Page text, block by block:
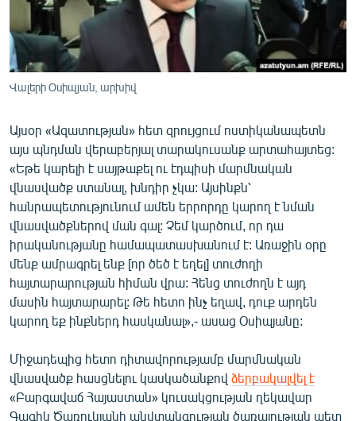
Վալերի Օսիպյան, արխիվ
Այսօր «Ազատության» հետ զրույցում ոստիկանապետն
այս պնդման վերաբերյալ տարակուսանք արտահայտեց:
«Եթե կարելի է սայթաքել ու էդպիսի մարմնական
վնասվածք ստանալ, խնդիր չկա: Այսինքն՝
հանրապետությունում ամեն երրորդը կարող է նման
վնասվածքներով ման գալ: Չեմ կարծում, որ դա
իրականությանը համապատասխանում է: Առաջին օրը
մենք ամրագրել ենք [որ ծեծ է եղել] տուժողի
հայտարարության հիման վրա: Հենց տուժողն է այդ
մասին հայտարարել: Թե հետո ինչ եղավ, դուք արդեն
կարող եք ինքներդ հասկանալ»,- ասաց Օսիպյանը:
Միջադեպից հետո դիտավորությամբ մարմնական
վնասվածք հասցնելու կասկածանքով ձերբակալվել է
«Բարգավաճ Հայաստան» կուսակցության ղեկավար
Գագիկ Ծառուկյանի անվտանգության ծառայության պետ